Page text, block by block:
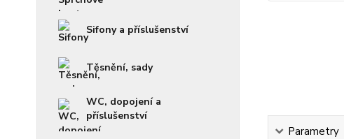
Sifony a příslušenství
Těsnění, sady
WC, dopojení a
příslušenství
Parametry